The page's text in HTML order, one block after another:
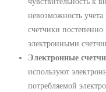
невозможность
счетчики
электронными
Электронные
используют
потребляемой